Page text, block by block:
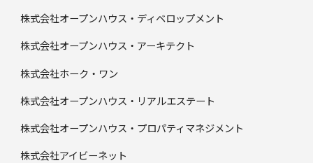
株式会社オープンハウス・ディベロップメント
株式会社オープンハウス・アーキテクト
株式会社ホーク・ワン
株式会社オープンハウス・リアルエステート
株式会社オープンハウス・プロパティマネジメント
株式会社アイビーネット